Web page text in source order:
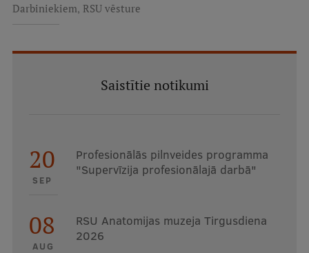
Darbiniekiem, RSU vēsture
Saistītie notikumi
20
SEP
Profesionālās pilnveides programma
"Supervīzija profesionālajā darbā"
08
AUG
RSU Anatomijas muzeja Tirgusdiena
2026